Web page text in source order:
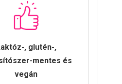
, glutén-,
mentes és
vegán